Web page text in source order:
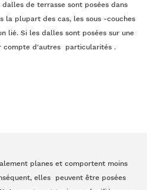
de terrasse sont posées dans
la plupart des cas, les sous -couches
lié. Si les dalles sont posées sur une
compte d'autres particularités .
planes et comportent moins
elles peuvent être posées